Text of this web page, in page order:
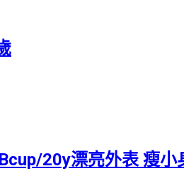
20y漂亮外表 瘦小